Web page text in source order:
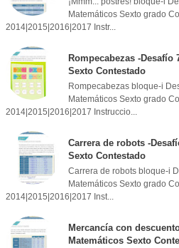
Matemáticos Sexto grado
2014|2015|2016|2017 Instr...
Rompecabezas -Desafío
Sexto Contestado
Rompecabezas bloque-i
Matemáticos Sexto grado
2014|2015|2016|2017 Instruccio...
Carrera de robots -
Sexto Contestado
Carrera de robots bloque-i
Matemáticos Sexto grado
2014|2015|2016|2017 Inst...
Mercancía con
Matemáticos Sexto